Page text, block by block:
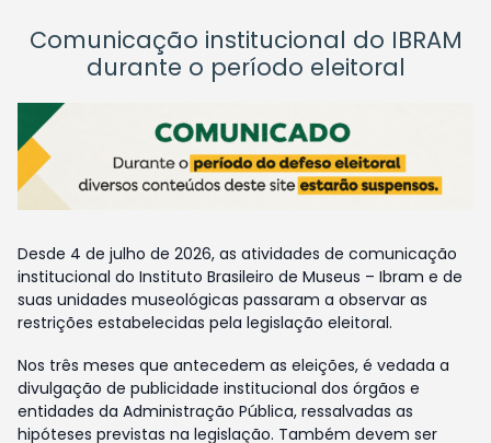
Comunicação institucional do IBRAM
durante o período eleitoral
Desde 4 de julho de 2026, as atividades de comunicação
institucional do Instituto Brasileiro de Museus – Ibram e de
suas unidades museológicas passaram a observar as
restrições estabelecidas pela legislação eleitoral.
Nos três meses que antecedem as eleições, é vedada a
divulgação de publicidade institucional dos órgãos e
entidades da Administração Pública, ressalvadas as
hipóteses previstas na legislação. Também devem ser